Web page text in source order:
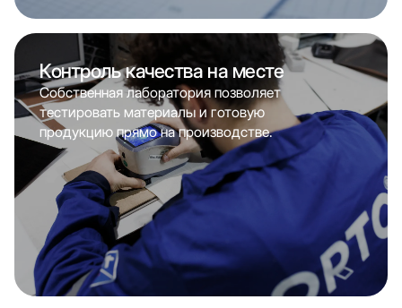
Контроль качества на месте
Собственная лаборатория позволяет
тестировать материалы и готовую
продукцию прямо на производстве.